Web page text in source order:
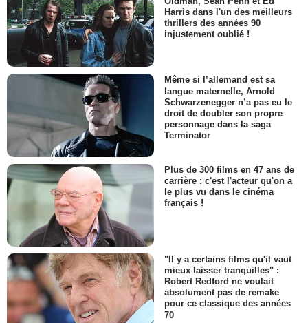
Harris dans l'un des meilleurs
thrillers des années 90
injustement oublié !
Même si l’allemand est sa
langue maternelle, Arnold
Schwarzenegger n’a pas eu le
droit de doubler son propre
personnage dans la saga
Terminator
Plus de 300 films en 47 ans de
carrière : c'est l'acteur qu'on a
le plus vu dans le cinéma
français !
"Il y a certains films qu'il vaut
mieux laisser tranquilles" :
Robert Redford ne voulait
absolument pas de remake
pour ce classique des années
70